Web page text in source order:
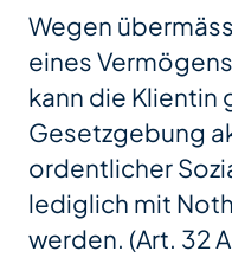
Wegen
eines
kann die Klientin
Gesetzgebung
ordentlicher
lediglich mit
werden. (Art. 32